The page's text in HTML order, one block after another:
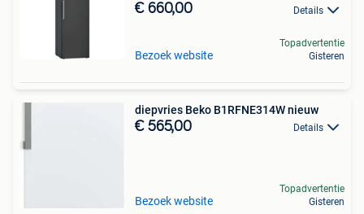
€ 660,00 Details
Bezoek website
Topadvertentie
Gisteren
diepvries Beko B1RFNE314W nieuw
€ 565,00 Details
Bezoek website
Topadvertentie
Gisteren